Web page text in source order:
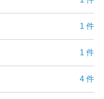
1 件
1 件
4 件